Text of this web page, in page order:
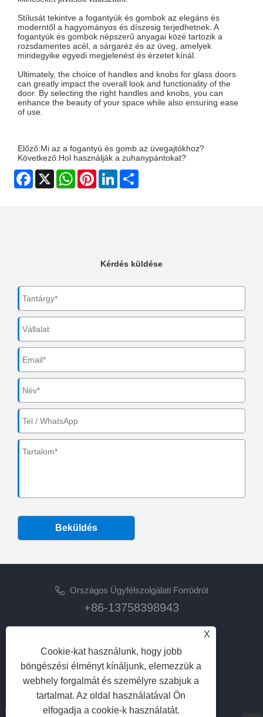
Stílusát tekintve a fogantyúk és gombok az elegáns és
moderntől a hagyományos és díszesig terjedhetnek. A
fogantyúk és gombok népszerű anyagai közé tartozik a
rozsdamentes acél, a sárgaréz és az üveg, amelyek
mindegyike egyedi megjelenést és érzetet kínál.
Ultimately, the choice of handles and knobs for glass doors
can greatly impact the overall look and functionality of the
door. By selecting the right handles and knobs, you can
enhance the beauty of your space while also ensuring ease
of use.
Előző:Mi az a fogantyú és gomb az üvegajtókhoz?
Következő:Hol használják a zuhanypántokat?
Facebook
X WhatsAppPinterestLinkedIn
Kérdés küldése
Beküldés
Országos Ügyfélszolgálati Forródrót
+86-13758398943
lilyz@junmetal.com
junmetal.hardware.ltd@gmail.com
KÖVESS MINKET
X
Cookie-kat használunk, hogy jobb
böngészési élményt kínáljunk, elemezzük a
webhely forgalmát és személyre szabjuk a
tartalmat. Az oldal használatával Ön
elfogadja a cookie-k használatát.